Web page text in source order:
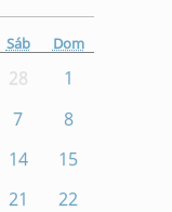
Sáb Dom
28
1
7
8
14
15
21
22